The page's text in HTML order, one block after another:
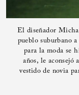
El diseñador
pueblo suburbano
para la moda se
años, le aconsejó
vestido de novia